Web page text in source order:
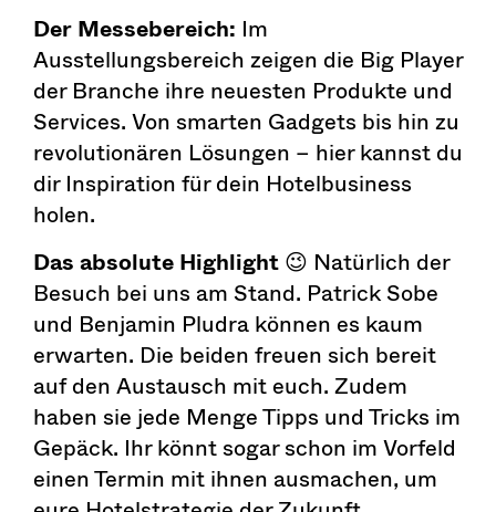
Der Messebereich: Im
Ausstellungsbereich zeigen die Big Player
der Branche ihre neuesten Produkte und
Services. Von smarten Gadgets bis hin zu
revolutionären Lösungen – hier kannst du
dir Inspiration für dein Hotelbusiness
holen.
Das absolute Highlight😉 Natürlich der
Besuch bei uns am Stand. Patrick Sobe
und Benjamin Pludra können es kaum
erwarten. Die beiden freuen sich bereit
auf den Austausch mit euch. Zudem
haben sie jede Menge Tipps und Tricks im
Gepäck. Ihr könnt sogar schon im Vorfeld
einen Termin mit ihnen ausmachen, um